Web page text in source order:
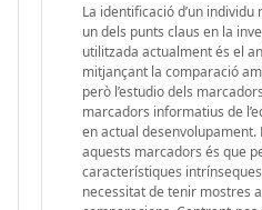
La identificació d’un
un dels punts claus en la
utilitzada actualment és el
mitjançant la comparació
però l’estudio dels
marcadors informatius de
en actual desenvolupament.
aquests marcadors és que
característiques
necessitat de tenir mostres